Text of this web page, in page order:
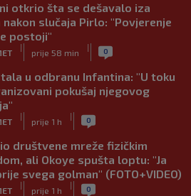
otkrio šta se dešavalo iza
nakon slučaja Pirlo: "Povjerenje
postoji"
|
prije 58 min
| 0
u odbranu Infantina: "U toku
pokušaj njegovog
|
prije 1 h
| 0
društvene mreže fizičkim
ali Okoye spušta loptu: "Ja
svega golman" (FOTO+VIDEO)
|
prije 1 h
| 0